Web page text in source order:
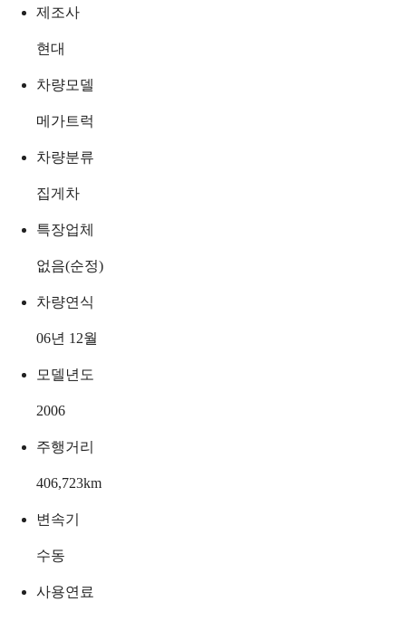
제조사
현대
차량모델
메가트럭
차량분류
집게차
특장업체
없음(순정)
차량연식
06년 12월
모델년도
2006
주행거리
406,723km
변속기
수동
사용연료